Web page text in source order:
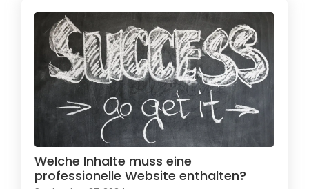
Welche Inhalte muss eine
professionelle Website enthalten?